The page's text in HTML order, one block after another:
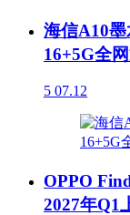
海信A10
16+5G全
5 07.12
OPPO
2027年Q1